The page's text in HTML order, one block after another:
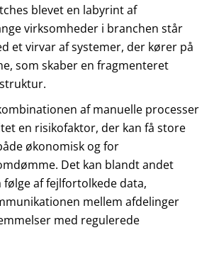
blevet en labyrint af
virksomheder i branchen står
et virvar af systemer, der kører på
som skaber en fragmenteret
af manuelle processer
en risikofaktor, der kan få store
økonomisk og for
Det kan blandt andet
af fejlfortolkede data,
mellem afdelinger
med regulerede